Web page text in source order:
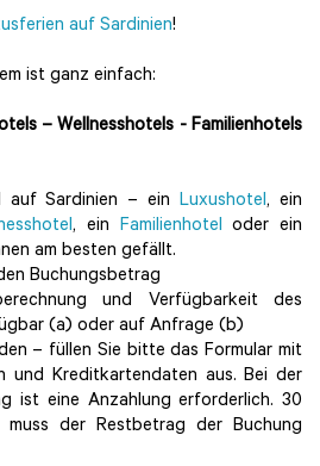
auf Sardinien!
ist ganz einfach:
– Wellnesshotels - Familienhotels
auf Sardinien – einLuxushotel, ein
, ein Familienhotel oder ein
am besten gefällt.
Buchungsbetrag
und Verfügbarkeit des
(a) oder auf Anfrage (b)
– füllen Sie bitte das Formular mit
und Kreditkartendaten aus. Bei der
ist eine Anzahlung erforderlich. 30
der Restbetrag der Buchung